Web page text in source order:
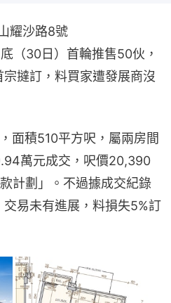
耀沙路8號
（30日）首輪推售50伙，
撻訂，料買家遭發展商沒
面積510平方呎，屬兩房間
萬元成交，呎價20,390
計劃」。不過據成交紀錄
易未有進展，料損失5%訂